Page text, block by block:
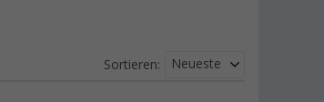
Sortieren: Neueste